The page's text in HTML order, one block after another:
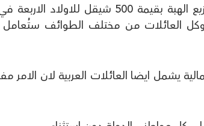
قال مصدر في مكتب رئيس الحكومة الاسرائيلية ان توزيع الهبة بقيمة 500 شيقل
العربية وكل العائلات من مختلف الطوائف
يشمل ايضا العائلات العربية لان الامر